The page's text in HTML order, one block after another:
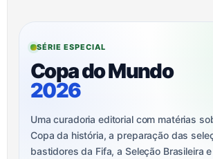
SÉRIE ESPECIAL
Copa do Mundo
2026
Uma curadoria editorial com matérias
Copa da história, a preparação das
bastidores da Fifa, a Seleção Brasileira